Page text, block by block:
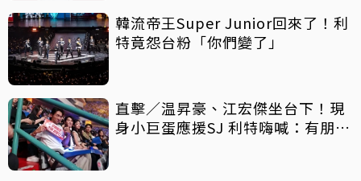
韓流帝王Super Junior回來了！利
特竟怨台粉「你們變了」
直擊／温昇豪、江宏傑坐台下！現
身小巨蛋應援SJ 利特嗨喊：有朋友